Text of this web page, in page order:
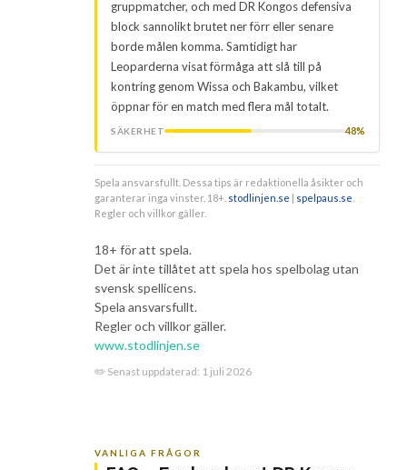
gruppmatcher, och med DR Kongos defensiva
block sannolikt brutet ner förr eller senare
borde målen komma. Samtidigt har
Leoparderna visat förmåga att slå till på
kontring genom Wissa och Bakambu, vilket
öppnar för en match med flera mål totalt.
SÄKERHET 48%
Spela ansvarsfullt. Dessa tips är redaktionella åsikter och
garanterar inga vinster. 18+. stodlinjen.se | spelpaus.se
Regler och villkor gäller.
18+ för att spela.
Det är inte tillåtet att spela hos spelbolag utan
svensk spellicens.
Spela ansvarsfullt.
Regler och villkor gäller.
www.stodlinjen.se
✏️ Senast uppdaterad: 1 juli 2026
VANLIGA FRÅGOR